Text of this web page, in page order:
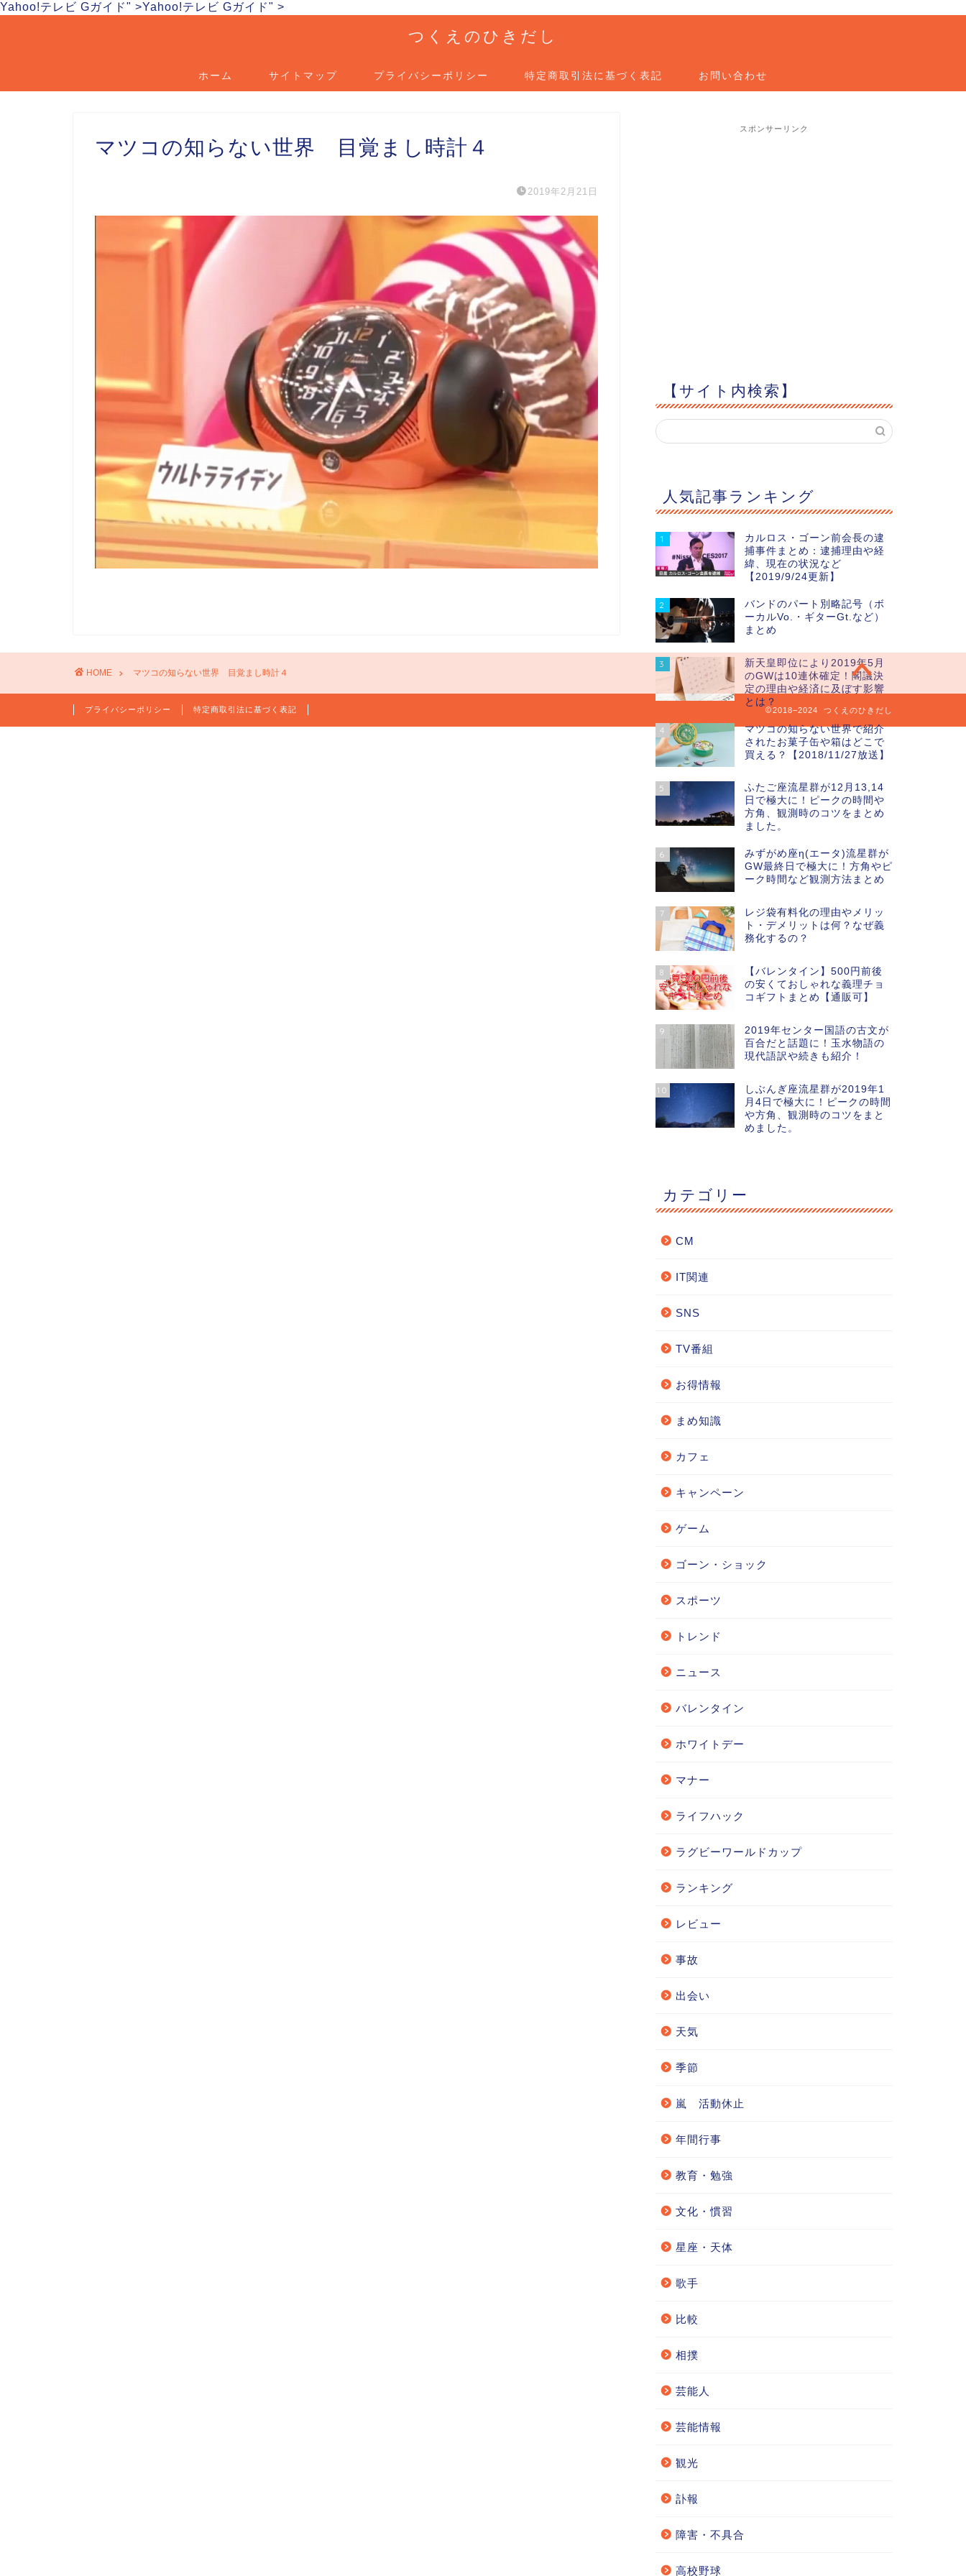
Yahoo!テレビ Gガイド" >Yahoo!テレビ Gガイド" >
つくえのひきだし
ホーム サイトマップ プライバシーポリシー 特定商取引法に基づく表記 お問い合わせ
マツコの知らない世界 目覚まし時計４
2019年2月21日
スポンサーリンク
【サイト内検索】
人気記事ランキング
1
カルロス・ゴーン前会長の逮
捕事件まとめ：逮捕理由や経
緯、現在の状況など
【2019/9/24更新】
2
バンドのパート別略記号（ボ
ーカルVo.・ギターGt.など）
まとめ
3
新天皇即位により2019年5月
のGWは10連休確定！閣議決
定の理由や経済に及ぼす影響
とは？
4
マツコの知らない世界で紹介
されたお菓子缶や箱はどこで
買える？【2018/11/27放送】
5
ふたご座流星群が12月13,14
日で極大に！ピークの時間や
方角、観測時のコツをまとめ
ました。
6
みずがめ座η(エータ)流星群が
GW最終日で極大に！方角やピ
ーク時間など観測方法まとめ
7
レジ袋有料化の理由やメリッ
ト・デメリットは何？なぜ義
務化するの？
8
【バレンタイン】500円前後
の安くておしゃれな義理チョ
コギフトまとめ【通販可】
9
2019年センター国語の古文が
百合だと話題に！玉水物語の
現代語訳や続きも紹介！
10
しぶんぎ座流星群が2019年1
月4日で極大に！ピークの時間
や方角、観測時のコツをまと
めました。
カテゴリー
CM
IT関連
SNS
TV番組
お得情報
まめ知識
カフェ
キャンペーン
ゲーム
ゴーン・ショック
スポーツ
トレンド
ニュース
バレンタイン
ホワイトデー
マナー
ライフハック
ラグビーワールドカップ
ランキング
レビュー
事故
出会い
天気
季節
嵐 活動休止
年間行事
教育・勉強
文化・慣習
星座・天体
歌手
比較
相撲
芸能人
芸能情報
観光
訃報
障害・不具合
高校野球
HOME マツコの知らない世界 目覚まし時計４
プライバシーポリシー 特定商取引法に基づく表記 2018–2024 つくえのひきだし